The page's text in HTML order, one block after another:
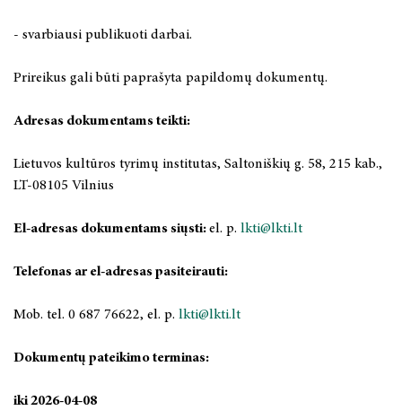
2024 m. lapkričio 9 d.
2024 m. lapkričio 7-8 d.
2024 m. spalio 2 – 3 d.
2024 m. rugsėjo 26 d.
- svarbiausi publikuoti darbai.
Prireikus gali būti paprašyta papildomų dokumentų.
Adresas dokumentams teikti:
Lietuvos kultūros tyrimų institutas, Saltoniškių g. 58, 215 kab.,
LT-08105 Vilnius
El-adresas dokumentams siųsti:el. p. lkti@lkti.lt
Telefonas ar el-adresas pasiteirauti:
Mob. tel. 0 687 76622, el. p. lkti@lkti.lt
Dokumentų pateikimo terminas:
iki2026-04-08